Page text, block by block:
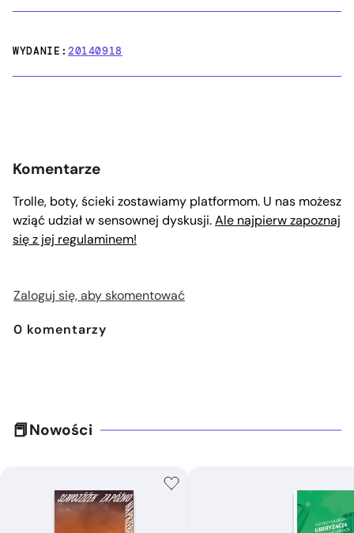
WYDANIE:20140918
Komentarze
Trolle, boty, ścieki zostawiamy platformom. U nas możesz
wziąć udział w sensownej dyskusji.Ale najpierw zapoznaj
się z jej regulaminem!
Zaloguj się, aby skomentować
0 komentarzy
Nowości